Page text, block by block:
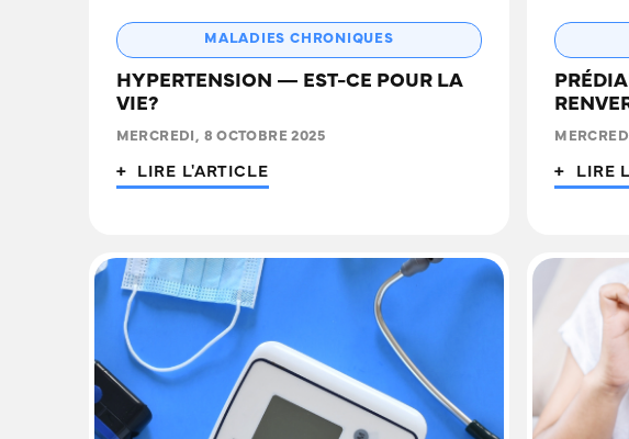
MALADIES CHRONIQUES
HYPERTENSION — EST-CE POUR LA
VIE?
MERCREDI, 8 OCTOBRE 2025
+ LIRE L'ARTICLE + LIRE